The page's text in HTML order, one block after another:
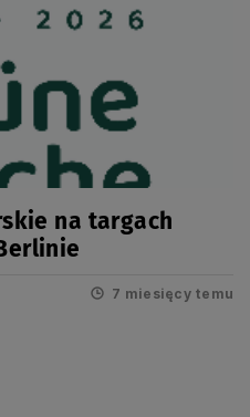
na targach
7 miesięcy temu